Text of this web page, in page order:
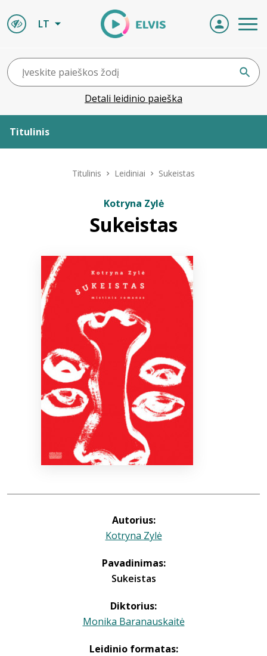
LT
Detali leidinio paieška
Titulinis
Naujienos
Bibliotekoms
Titulinis Leidiniai Sukeistas
Kotryna Zylė
Sukeistas
Autorius:
Kotryna Zylė
Pavadinimas:
Sukeistas
Diktorius:
Monika Baranauskaitė
Leidinio formatas: